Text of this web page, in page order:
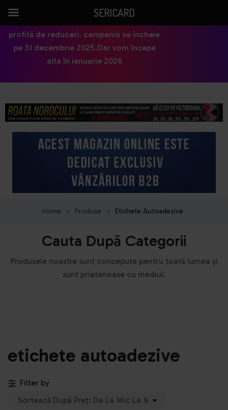
profită de reduceri. campania se încheie
pe 31 decembrie 2025.Dar vom începe
alta în ianuarie 2026
Home > Produse > Etichete Autoadezive
Cauta După Categorii
Produsele noastre sunt concepute pentru toată lumea și
sunt prietenoase cu mediul.
etichete autoadezive
Filter by
SERICARD